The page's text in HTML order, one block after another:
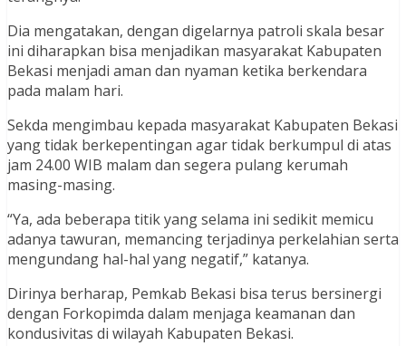
Dia mengatakan, dengan digelarnya patroli skala besar
ini diharapkan bisa menjadikan masyarakat Kabupaten
Bekasi menjadi aman dan nyaman ketika berkendara
pada malam hari.
Sekda mengimbau kepada masyarakat Kabupaten Bekasi
yang tidak berkepentingan agar tidak berkumpul di atas
jam 24.00 WIB malam dan segera pulang kerumah
masing-masing.
“Ya, ada beberapa titik yang selama ini sedikit memicu
adanya tawuran, memancing terjadinya perkelahian serta
mengundang hal-hal yang negatif,” katanya.
Dirinya berharap, Pemkab Bekasi bisa terus bersinergi
dengan Forkopimda dalam menjaga keamanan dan
kondusivitas di wilayah Kabupaten Bekasi.